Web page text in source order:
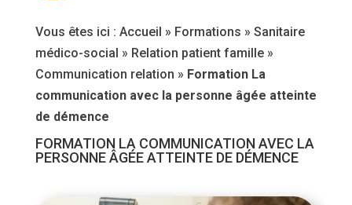
Vous êtes ici : Accueil » Formations » Sanitaire
médico-social » Relation patient famille»
Communication relation » Formation La
communication avec la personne âgée atteinte
de démence
FORMATION LA COMMUNICATION AVEC LA
PERSONNE ÂGÉE ATTEINTE DE DÉMENCE